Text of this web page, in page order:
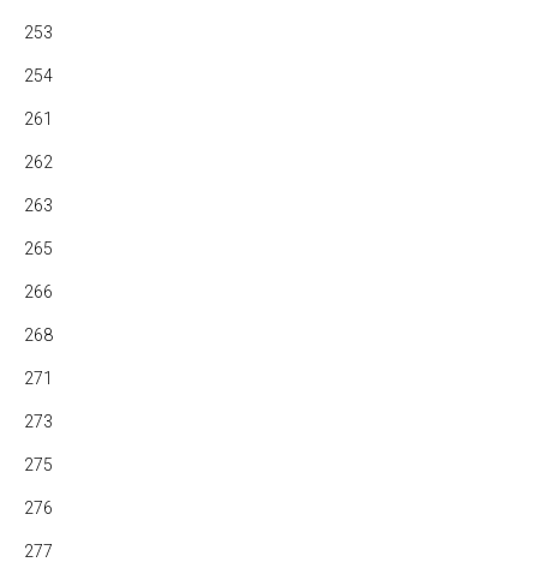
253
254
261
262
263
265
266
268
271
273
275
276
277